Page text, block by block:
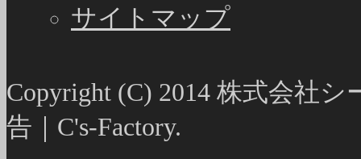
サイトマップ
Copyright (C) 2014 株式会社
告｜C's-Factory.